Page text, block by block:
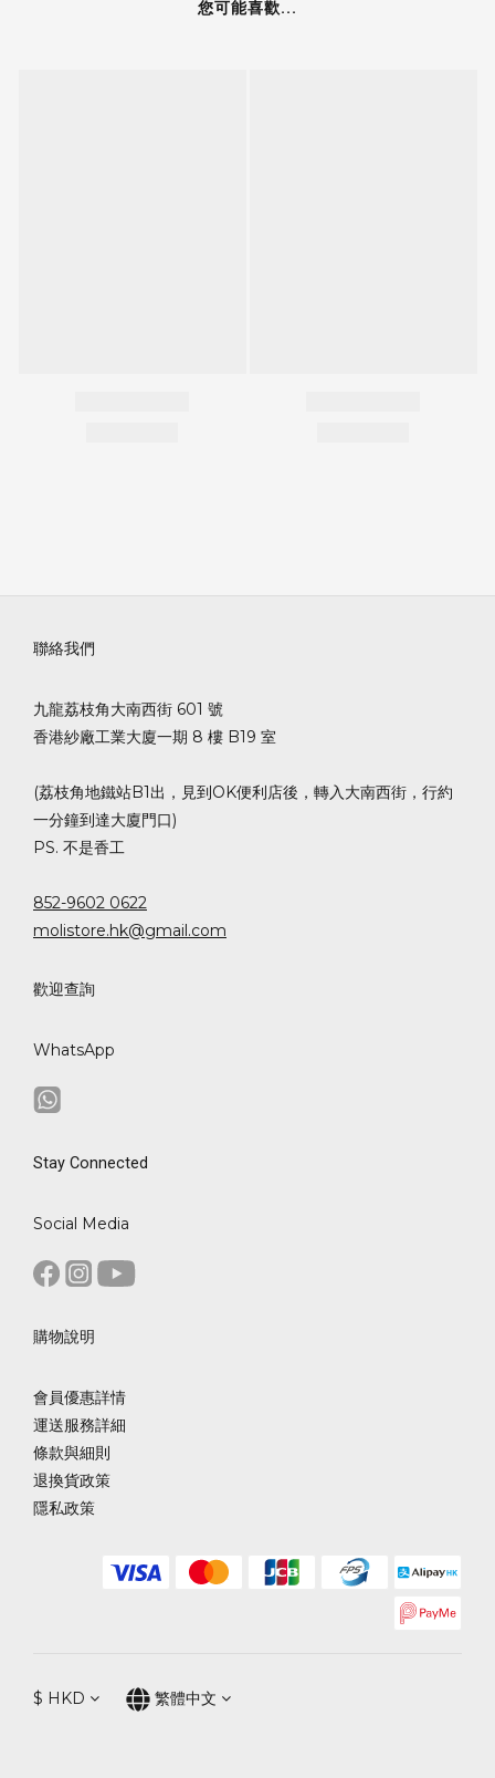
您可能喜歡...
聯絡我們
九龍荔枝角大南西街 601 號
香港紗廠工業大廈一期 8 樓 B19 室
(荔枝角地鐵站B1出，見到OK便利店後，轉入大南西街，行約
一分鐘到達大廈門口)
PS. 不是香工
852-9602 0622
molistore.hk@gmail.com
歡迎查詢
WhatsApp
Stay Connected
Social Media
購物說明
會員優惠詳情
運送服務詳細
條款與細則
退換貨政策
隱私政策
$ HKD 繁體中文